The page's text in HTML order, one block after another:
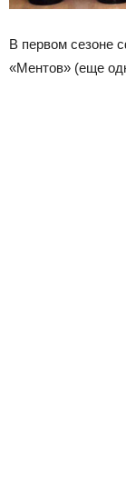
В первом сезоне
«Ментов» (еще